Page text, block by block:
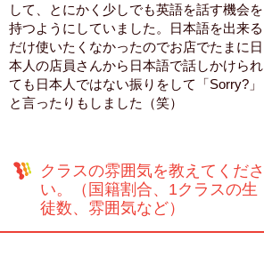
して、とにかく少しでも英語を話す機会を
持つようにしていました。日本語を出来る
だけ使いたくなかったのでお店でたまに日
本人の店員さんから日本語で話しかけられ
ても日本人ではない振りをして「Sorry?」
と言ったりもしました（笑）
クラスの雰囲気を教えてくださ
い。（国籍割合、1クラスの生
徒数、雰囲気など）